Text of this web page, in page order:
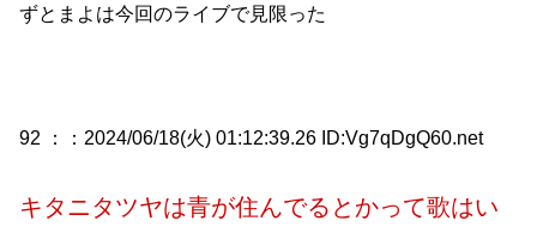
ずとまよは今回のライブで見限った
92 ： ：2024/06/18(火) 01:12:39.26 ID:Vg7qDgQ60.net
キタニタツヤは青が住んでるとかって歌はい